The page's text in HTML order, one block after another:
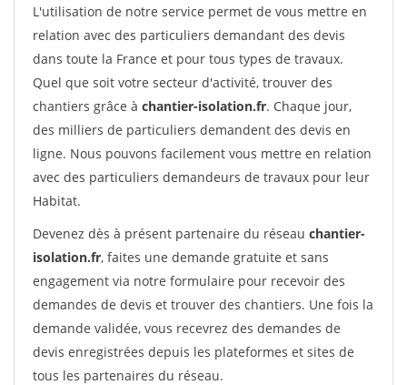
L'utilisation de notre service permet de vous mettre en
relation avec des particuliers demandant des devis
dans toute la France et pour tous types de travaux.
Quel que soit votre secteur d'activité, trouver des
chantiers grâce à chantier-isolation.fr. Chaque jour,
des milliers de particuliers demandent des devis en
ligne. Nous pouvons facilement vous mettre en relation
avec des particuliers demandeurs de travaux pour leur
Habitat.
Devenez dès à présent partenaire du réseau chantier-
isolation.fr, faites une demande gratuite et sans
engagement via notre formulaire pour recevoir des
demandes de devis et trouver des chantiers. Une fois la
demande validée, vous recevrez des demandes de
devis enregistrées depuis les plateformes et sites de
tous les partenaires du réseau.